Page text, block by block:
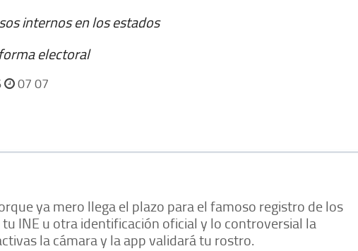
internos en los estados
electoral
07 07
ya mero llega el plazo para el famoso registro de los
tu INE u otra identificación oficial y lo controversial la
la cámara y la app validará tu rostro.